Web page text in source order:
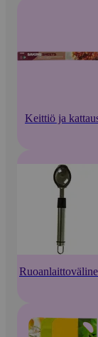
Keittiö ja